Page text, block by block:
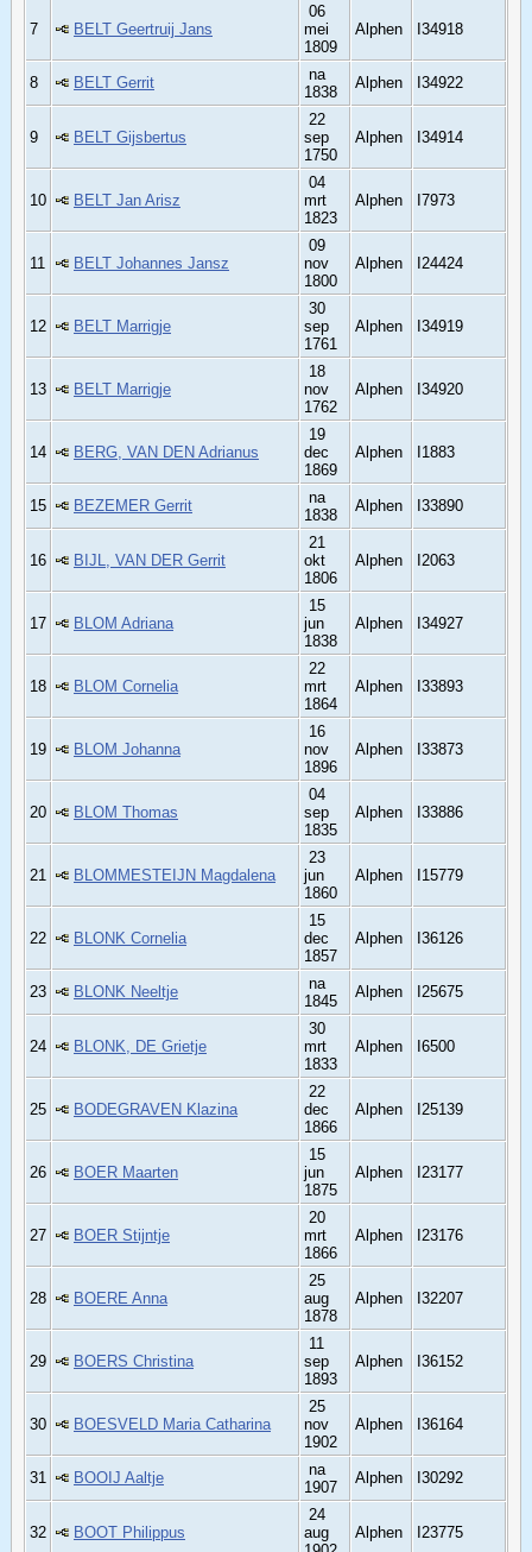
7 BELT Geertruij Jans
06
mei
1809
Alphen I34918
8 BELT Gerrit
na
1838
Alphen I34922
9 BELT Gijsbertus
22
sep
1750
Alphen I34914
10 BELT Jan Arisz
04
mrt
1823
Alphen I7973
11 BELT Johannes Jansz
09
nov
1800
Alphen I24424
12 BELT Marrigje
30
sep
1761
Alphen I34919
13 BELT Marrigje
18
nov
1762
Alphen I34920
14 BERG, VAN DEN Adrianus
19
dec
1869
Alphen I1883
15 BEZEMER Gerrit
na
1838
Alphen I33890
16 BIJL, VAN DER Gerrit
21
okt
1806
Alphen I2063
17 BLOM Adriana
15
jun
1838
Alphen I34927
18 BLOM Cornelia
22
mrt
1864
Alphen I33893
19 BLOM Johanna
16
nov
1896
Alphen I33873
20 BLOM Thomas
04
sep
1835
Alphen I33886
21 BLOMMESTEIJN Magdalena
23
jun
1860
Alphen I15779
22 BLONK Cornelia
15
dec
1857
Alphen I36126
23 BLONK Neeltje
na
1845
Alphen I25675
24 BLONK, DE Grietje
30
mrt
1833
Alphen I6500
25 BODEGRAVEN Klazina
22
dec
1866
Alphen I25139
26 BOER Maarten
15
jun
1875
Alphen I23177
27 BOER Stijntje
20
mrt
1866
Alphen I23176
28 BOERE Anna
25
aug
1878
Alphen I32207
29 BOERS Christina
11
sep
1893
Alphen I36152
30 BOESVELD Maria Catharina
25
nov
1902
Alphen I36164
31 BOOIJ Aaltje
na
1907
Alphen I30292
32 BOOT Philippus
24
aug
Alphen I23775